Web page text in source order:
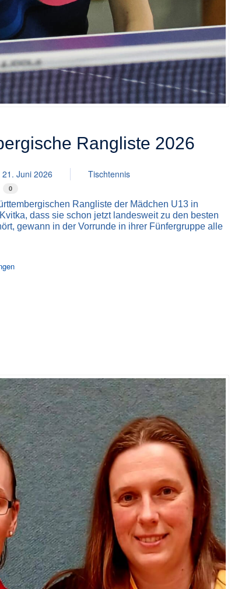
Rangliste 2026
Juni 2026
Tischtennis
0
Rangliste der Mädchen U13 in
dass sie schon jetzt landesweit zu den besten
gewann in der Vorrunde in ihrer Fünfergruppe alle